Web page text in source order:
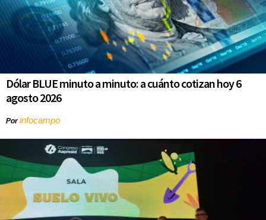
Dólar BLUE minuto a minuto: a cuánto cotizan hoy 6
agosto 2026
Porinfocampo